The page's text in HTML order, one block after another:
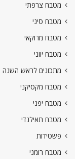
מטבח צרפתי
מטבח סיני
מטבח מרוקאי
מטבח יווני
מתכונים לראש השנה
מטבח מקסיקני
מטבח יפני
מטבח תאילנדי
פשטידות
מטבח רומני